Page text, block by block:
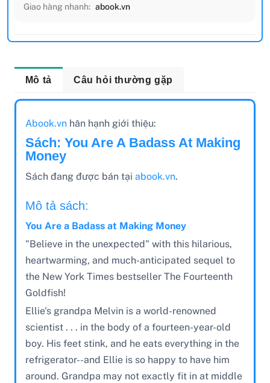
Giao hàng nhanh: abook.vn
Mô tả Câu hỏi thường gặp
Abook.vnhân hạnh giới thiệu:
Sách: You Are A Badass At Making
Money
Sách đang được bán tại abook.vn.
Mô tả sách:
You Are a Badass at Making Money
"Believe in the unexpected" with this hilarious,
heartwarming, and much-anticipated sequel to
the New York Times bestseller The Fourteenth
Goldfish!
Ellie's grandpa Melvin is a world-renowned
scientist . . . in the body of a fourteen-year-old
boy. His feet stink, and he eats everything in the
refrigerator--and Ellie is so happy to have him
around. Grandpa may not exactly fit in at middle